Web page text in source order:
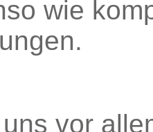
wie
vor